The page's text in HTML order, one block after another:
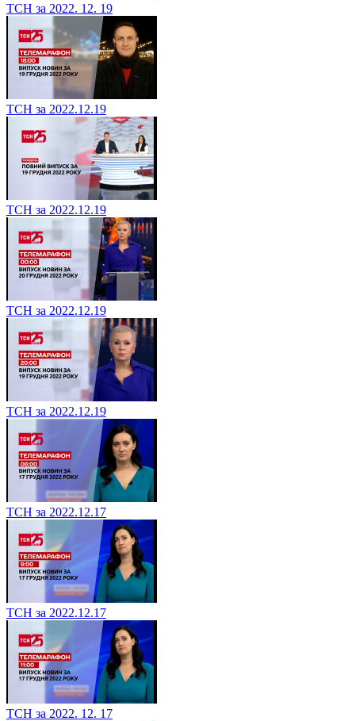
ТСН за 2022. 12. 19
ТСН за 2022.12.19
ТСН за 2022.12.19
ТСН за 2022.12.19
ТСН за 2022.12.19
ТСН за 2022.12.17
ТСН за 2022.12.17
ТСН за 2022. 12. 17